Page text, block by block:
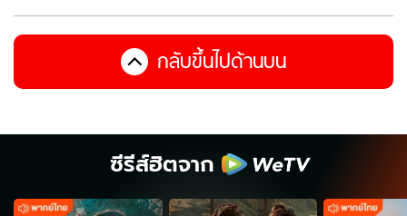
กลับขึ้นไปด้านบน
ซีรีส์ฮิตจาก